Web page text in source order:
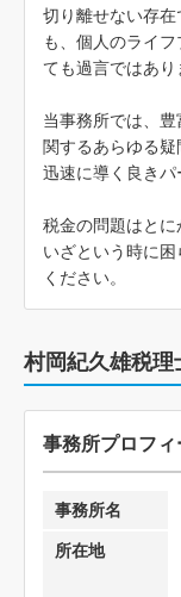
切り離せない存
も、個人のライ
ても過言ではあり
当事務所では、
関するあらゆる
迅速に導く良きパ
税金の問題はとに
いざという時に
ください。
村岡紀久雄税理
事務所プロフィ
事務所名
所在地